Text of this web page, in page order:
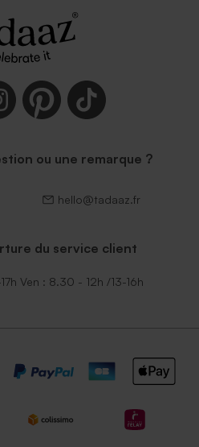
ou une remarque ?
hello@tadaaz.fr
du service client
Ven : 8.30 - 12h /13-16h